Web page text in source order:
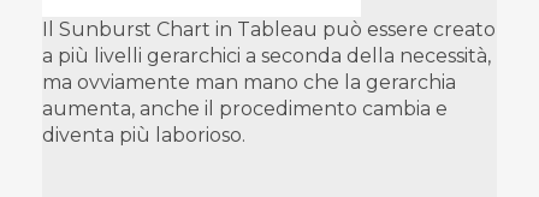
Il Sunburst Chart in Tableau può essere creato
a più livelli gerarchici a seconda della necessità,
ma ovviamente man mano che la gerarchia
aumenta, anche il procedimento cambia e
diventa più laborioso.